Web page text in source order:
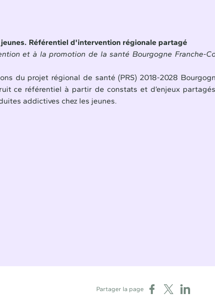
Référentiel d'intervention régionale partagé
et à la promotion de la santé Bourgogne Franche-
du projet régional de santé (PRS) 2018-2028
ce référentiel à partir de constats et d’enjeux
addictives chez les jeunes.
Partager la page Partager sur Facebook
Partager sur X
Partager sur